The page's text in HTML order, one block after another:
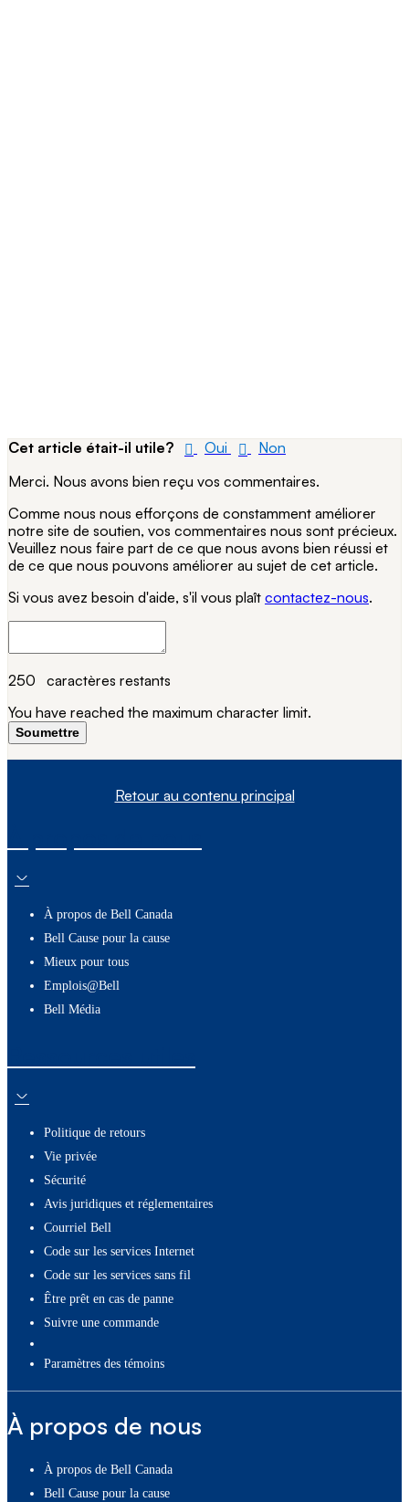
Cet article était-il utile? Oui
Non
Merci. Nous avons bien reçu vos commentaires.
Comme nous nous efforçons de constamment améliorer
notre site de soutien, vos commentaires nous sont précieux.
Veuillez nous faire part de ce que nous avons bien réussi et
de ce que nous pouvons améliorer au sujet de cet article.
Si vous avez besoin d'aide, s'il vous plaît contactez-nous.
250 caractères restants
You have reached the maximum character limit.
Soumettre
Retour au contenu principal
À propos de Bell Canada
Bell Cause pour la cause
Mieux pour tous
Emplois@Bell
Bell Média
Politique de retours
Vie privée
Sécurité
Avis juridiques et réglementaires
Courriel Bell
Code sur les services Internet
Code sur les services sans fil
Être prêt en cas de panne
Suivre une commande
paramètres des témoins
À propos de nous
À propos de Bell Canada
Bell Cause pour la cause